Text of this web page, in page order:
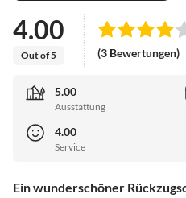
4.00
Out of 5 (3 Bewertungen)
5.00
Ausstattung
4.00
Service
Ein wunderschöner